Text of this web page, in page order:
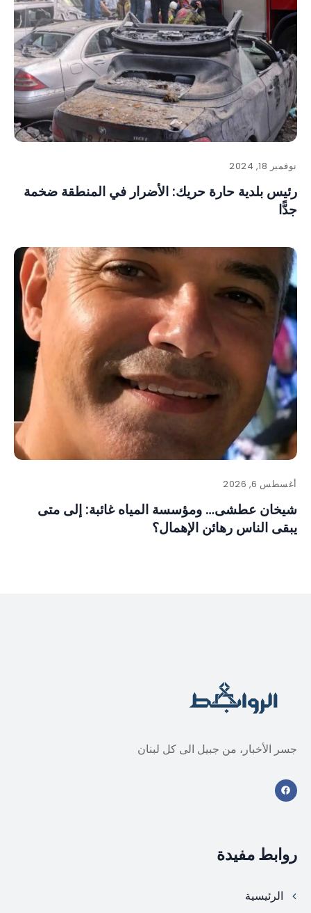
نوفمبر 18, 2024
رئيس بلدية حارة حريك: الأضرار في المنطقة ضخمة
جدًّا
أغسطس 6, 2026
شيخان عطشى… ومؤسسة المياه غائبة: إلى متى
يبقى الناس رهائن الإهمال؟
جسر الأخبار، من جبيل الى كل لبنان
روابط مفيدة
الرئيسية